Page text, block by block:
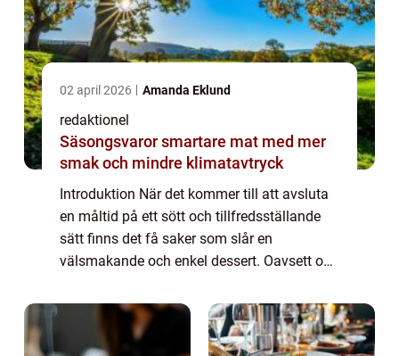
02 april 2026 Amanda Eklund
redaktionel
Säsongsvaror smartare mat med mer
smak och mindre klimatavtryck
Introduktion När det kommer till att avsluta
en måltid på ett sött och tillfredsställande
sätt finns det få saker som slår en
välsmakande och enkel dessert. Oavsett om
sorbet eller en chokladig brownie, så...